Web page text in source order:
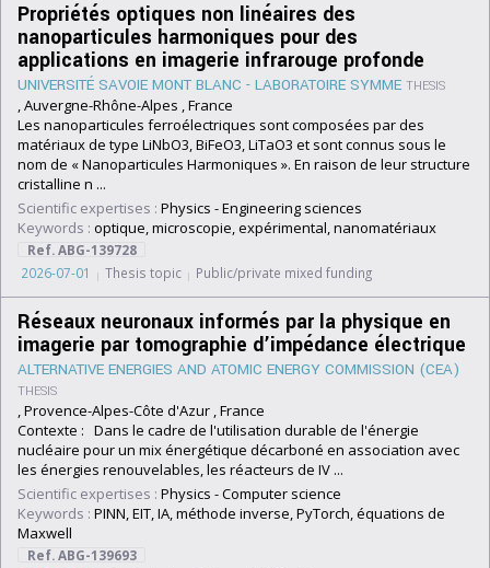
Propriétés optiques non linéaires des
nanoparticules harmoniques pour des
applications en imagerie infrarouge profonde
UNIVERSITÉ SAVOIE MONT BLANC - LABORATOIRE SYMME THESIS
, Auvergne-Rhône-Alpes , France
Les nanoparticules ferroélectriques sont composées par des
matériaux de type LiNbO3, BiFeO3, LiTaO3 et sont connus sous le
nom de « Nanoparticules Harmoniques ». En raison de leur structure
cristalline n ...
Scientific expertises : Physics -Engineering sciences
Keywords : optique, microscopie, expérimental, nanomatériaux
Ref. ABG-139728
2026-07-01
Thesis topic Public/private mixed funding
Réseaux neuronaux informés par la physique en
imagerie par tomographie d’impédance électrique
ALTERNATIVE ENERGIES AND ATOMIC ENERGY COMMISSION (CEA)
THESIS
, Provence-Alpes-Côte d'Azur , France
Contexte : Dans le cadre de l'utilisation durable de l'énergie
nucléaire pour un mix énergétique décarboné en association avec
les énergies renouvelables, les réacteurs de IV ...
Scientific expertises : Physics -Computer science
Keywords : PINN, EIT, IA, méthode inverse, PyTorch, équations de
Maxwell
Ref. ABG-139693